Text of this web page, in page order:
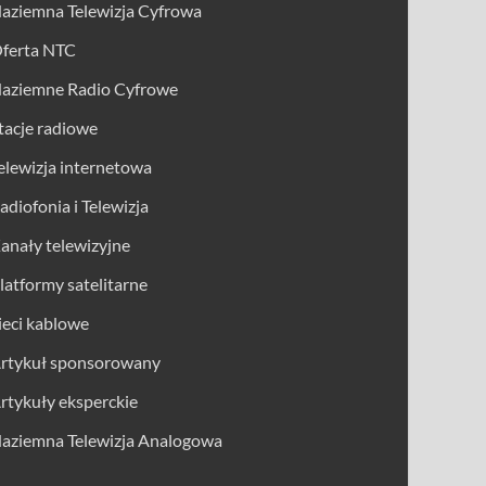
Telewizja Cyfrowa
NTC
Radio Cyfrowe
radiowe
internetowa
i Telewizja
telewizyjne
satelitarne
kablowe
sponsorowany
eksperckie
Telewizja Analogowa